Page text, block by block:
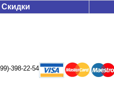
Скидки
398-22-54